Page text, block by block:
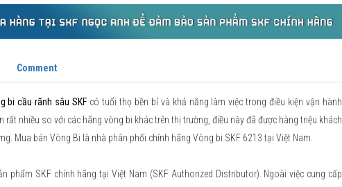
Comment
bi cầu rãnh sâu SKF có tuổi thọ bền bỉ và khả năng làm việc trong điều kiện vận hành
rất nhiều so với các hãng vòng bi khác trên thị trường, điều này đã được hàng triệu khách
Mua bán Vòng Bi là nhà phân phối chính hãng Vòng bi SKF 6213 tại Việt Nam.
phẩm SKF chính hãng tại Việt Nam (SKF Authorized Distributor). Ngoài việc cung cấp